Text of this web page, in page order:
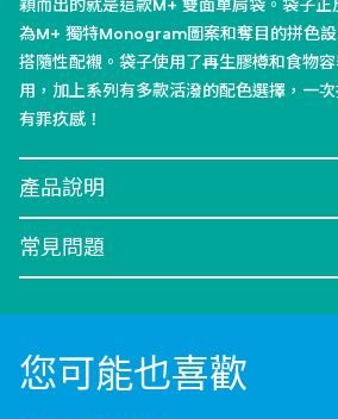
穎而出的就是這款M+ 雙面單肩袋。袋子正
為M+ 獨特Monogram圖案和奪目的拼色
搭隨性配襯。袋子使用了再生膠樽和食物
用，加上系列有多款活潑的配色選擇，一
有罪疚感！
產品說明
常見問題
您可能也喜歡